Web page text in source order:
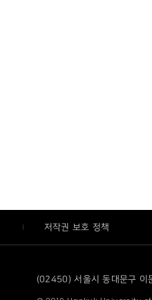
저작권 보호 정책
(02450) 서울시 동대문구